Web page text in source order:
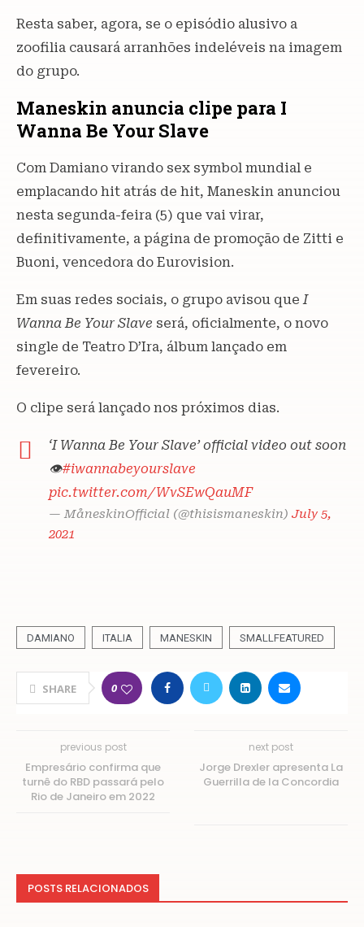
Resta saber, agora, se o episódio alusivo a
zoofilia causará arranhões indeléveis na imagem
do grupo.
Maneskin anuncia clipe para I
Wanna Be Your Slave
Com Damiano virando sex symbol mundial e
emplacando hit atrás de hit, Maneskin anunciou
nesta segunda-feira (5) que vai virar,
definitivamente, a página de promoção de Zitti e
Buoni, vencedora do Eurovision.
Em suas redes sociais, o grupo avisou que I
Wanna Be Your Slave será, oficialmente, o novo
single de Teatro D’Ira, álbum lançado em
fevereiro.
O clipe será lançado nos próximos dias.
‘I Wanna Be Your Slave’ official video out soon
👁#iwannabeyourslave
pic.twitter.com/WvSEwQauMF
— MåneskinOfficial (@thisismaneskin) July 5,
2021
DAMIANO ITALIA MANESKIN SMALLFEATURED
SHARE 0
previous post
Empresário confirma que
turnê do RBD passará pelo
Rio de Janeiro em 2022
next post
Jorge Drexler apresenta La
Guerrilla de la Concordia
POSTS RELACIONADOS